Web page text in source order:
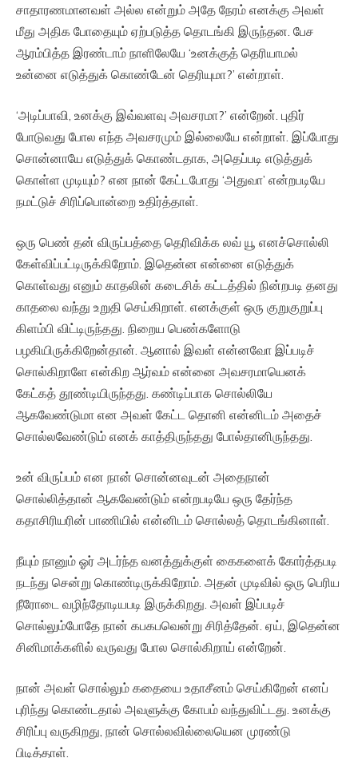
சாதாரணமானவள் அல்ல என்றும் அதே நேரம் எனக்கு அவள்
மீது அதிக போதையும் ஏற்படுத்த தொடங்கி இருந்தன. பேச
ஆரம்பித்த இரண்டாம் நாளிலேயே ‘உனக்குத் தெரியாமல்
உன்னை எடுத்துக் கொண்டேன் தெரியுமா?’ என்றாள்.
‘அடிப்பாவி, உனக்கு இவ்வளவு அவசரமா?’ என்றேன். புதிர்
போடுவது போல எந்த அவசரமும் இல்லையே என்றாள். இப்போது
சொன்னாயே எடுத்துக் கொண்டதாக, அதெப்படி எடுத்துக்
கொள்ள முடியும்? என நான் கேட்டபோது ‘அதுவா’ என்றபடியே
நமட்டுச் சிரிப்பொன்றை உதிர்த்தாள்.
ஒரு பெண் தன் விருப்பத்தை தெரிவிக்க லவ் யூ எனச்சொல்லி
கேள்விப்பட்டிருக்கிறோம். இதென்ன என்னை எடுத்துக்
கொள்வது எனும் காதலின் கடைசிக் கட்டத்தில் நின்றபடி தனது
காதலை வந்து உறுதி செய்கிறாள். எனக்குள் ஒரு குறுகுறுப்பு
கிளம்பி விட்டிருந்தது. நிறைய பெண்களோடு
பழகியிருக்கிறேன்தான். ஆனால் இவள் என்னவோ இப்படிச்
சொல்கிறாளே என்கிற ஆர்வம் என்னை அவசரமாயெனக்
கேட்கத் தூண்டியிருந்தது. கண்டிப்பாக சொல்லியே
ஆகவேண்டுமா என அவள் கேட்ட தொனி என்னிடம் அதைச்
சொல்லவேண்டும் எனக் காத்திருந்தது போல்தானிருந்தது.
உன் விருப்பம் என நான் சொன்னவுடன் அதைநான்
சொல்லித்தான் ஆகவேண்டும் என்றபடியே ஒரு தேர்ந்த
கதாசிரியரின் பாணியில் என்னிடம் சொல்லத் தொடங்கினாள்.
நீயும் நானும் ஓர் அடர்ந்த வனத்துக்குள் கைகளைக் கோர்த்தபடி
நடந்து சென்று கொண்டிருக்கிறோம். அதன் முடிவில் ஒரு பெரிய
நீரோடை வழிந்தோடியபடி இருக்கிறது. அவள் இப்படிச்
சொல்லும்போதே நான் கபகபவென்று சிரித்தேன். ஏய், இதென்ன
சினிமாக்களில் வருவது போல சொல்கிறாய் என்றேன்.
நான் அவள் சொல்லும் கதையை உதாசீனம் செய்கிறேன் எனப்
புரிந்து கொண்டதால் அவளுக்கு கோபம் வந்துவிட்டது. உனக்கு
சிரிப்பு வருகிறது, நான் சொல்லவில்லையென முரண்டு
பிடித்தாள்.